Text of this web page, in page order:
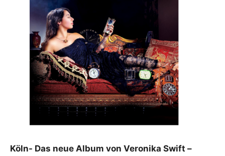
Köln- Das neue Album von Veronika Swift –